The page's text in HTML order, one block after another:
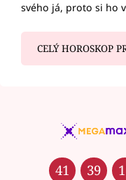
svého já, proto si ho
CELÝ HOROSKOP
41 39